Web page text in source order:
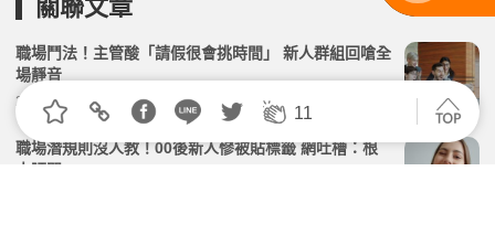
11
關聯文章
職場鬥法！主管酸「請假很會挑時間」 新人群組回嗆全
場靜音
2026.07.09 | 104小編 | 2190觀看數
職場潛規則沒人教！00後新人慘被貼標籤 網吐槽：根
本陋習